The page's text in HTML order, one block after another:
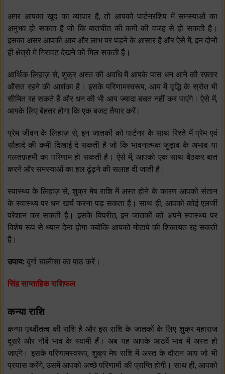
अगर आपका खुद का व्यापार है, तो आपको पार्टनरशिप में समस्याओं का
अनुभव हो सकता है जो कि बातचीत की कमी की वजह से हो सकती है।
इसका असर आपकी आय और लाभ पर पड़ने के आसार है और ऐसे में, इन दोनों
ही क्षेत्रों में गिरावट देखने को मिल सकती है।
आर्थिक लिहाज़ से, शुक्र अस्त की अवधि में आपके पास धन आने की रफ़्तार
औसत रहने की आशंका है। इसके परिणामस्वरूप, आय में वृद्धि के स्रोत भी
सीमित रह सकते हैं और धन की भी आप ज्यादा बचत नहीं कर पाएंगे। ऐसे में,
आपके लिए बेहतर होगा कि एक बजट तैयार करें।
प्रेम जीवन के लिहाज़ से, इन जातकों को पार्टनर के साथ रिश्ते में प्रेम एवं
सौहार्द की कमी दिखाई दे सकती है जो कि भावनात्मक जुड़ाव के अभाव या
गलतफ़हमी का परिणाम हो सकती है। ऐसे में, आपको एक साथ बैठकर बात
करने और समस्याओं का हल ढूंढ़ने की सलाह दी जाती है।
स्वास्थ्य के लिहाज़ से, शुक्र मेष राशि में अस्त होने के कारण आपको संतान
के स्वास्थ्य पर धन खर्च करना पड़ सकता है। साथ ही, आपको कोई एलर्जी
परेशान कर सकती है। इसके विपरीत, इन जातकों को अपने स्वास्थ्य पर
विशेष रूप से ध्यान देना होगा क्योंकि आपको मोटापे की शिकायत रह सकती
है।
उपाय: दुर्गा चालीसा का पाठ करें।
सिंहसाप्ताहिक राशिफल
कन्या राशि
कन्या पृथ्वीतत्व की राशि है और इस राशि के जातकों के लिए शुक्र महाराज
दूसरे और नौवें भाव के स्वामी हैं। अब यह आपके आठवें भाव में अस्त हो
जाएंगे। इसके परिणामस्वरूप, शुक्र मेष राशि में अस्त के दौरान आप जो भी
प्रयास करेंगे, उसमें आपको अच्छे परिणामों की प्राप्ति होगी। साथ ही, आपको